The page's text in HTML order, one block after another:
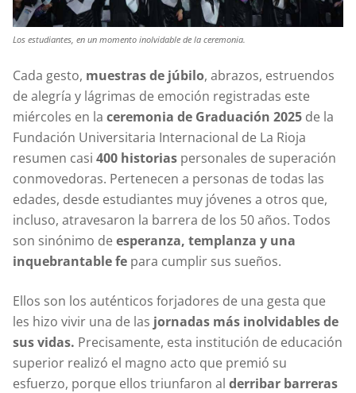
Los estudiantes, en un momento inolvidable de la ceremonia.
Cada gesto, muestras de júbilo, abrazos, estruendos
de alegría y lágrimas de emoción registradas este
miércoles en la ceremonia de Graduación 2025 de la
Fundación Universitaria Internacional de La Rioja
resumen casi 400 historias personales de superación
conmovedoras. Pertenecen a personas de todas las
edades, desde estudiantes muy jóvenes a otros que,
incluso, atravesaron la barrera de los 50 años. Todos
son sinónimo deesperanza, templanza y una
inquebrantable fe para cumplir sus sueños.
Ellos son los auténticos forjadores de una gesta que
les hizo vivir una de las jornadas más inolvidables de
sus vidas. Precisamente, esta institución de educación
superior realizó el magno acto que premió su
esfuerzo, porque ellos triunfaron al derribar barreras